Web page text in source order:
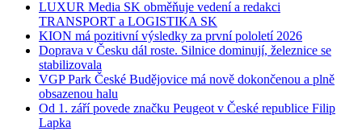
LUXUR Media SK obměňuje vedení a redakci
TRANSPORT a LOGISTIKA SK
KION má pozitivní výsledky za první pololetí 2026
Doprava v Česku dál roste. Silnice dominují, železnice se
stabilizovala
VGP Park České Budějovice má nově dokončenou a plně
obsazenou halu
Od 1. září povede značku Peugeot v České republice Filip
Lapka